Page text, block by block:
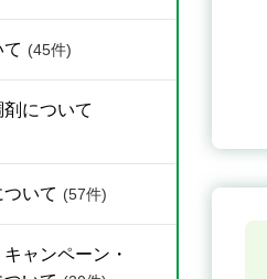
(45件)
について
いて (57件)
ャンペーン・